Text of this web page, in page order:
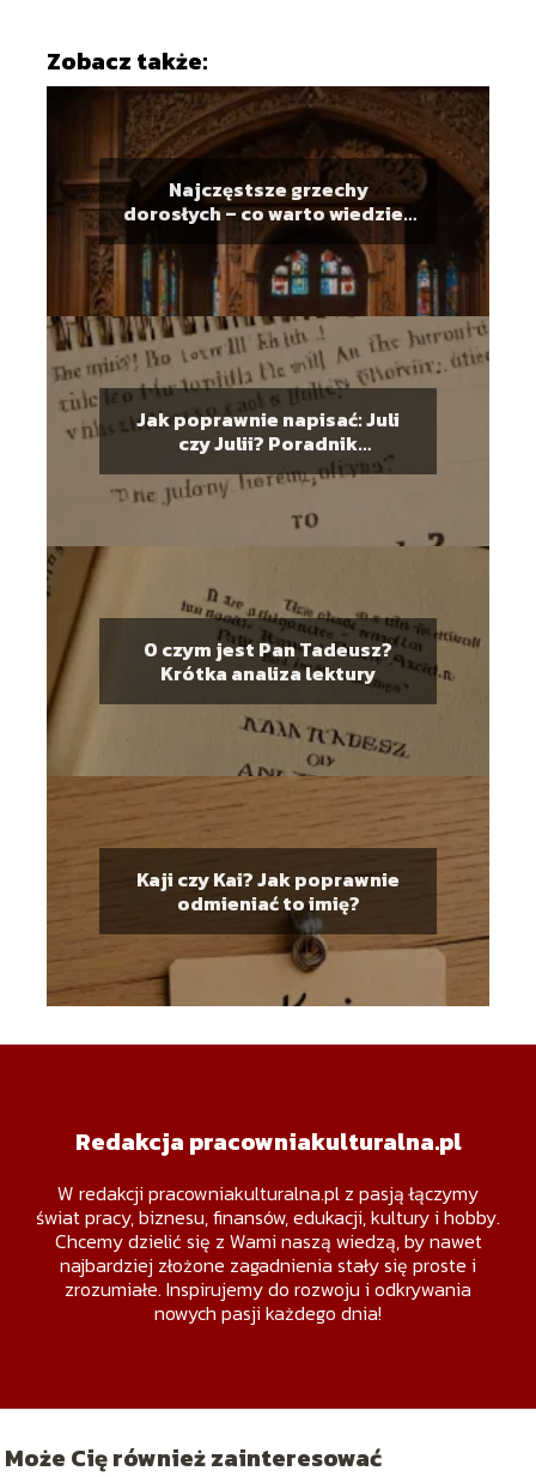
Zobacz także:
Najczęstsze grzechy
dorosłych – co warto wiedzieć
przed spowiedzią
Jak poprawnie napisać: Juli
czy Julii? Poradnik
ortograficzny
O czym jest Pan Tadeusz?
Krótka analiza lektury
Kaji czy Kai? Jak poprawnie
odmieniać to imię?
Redakcja pracowniakulturalna.pl
W redakcji pracowniakulturalna.pl z pasją łączymy
świat pracy, biznesu, finansów, edukacji, kultury i hobby.
Chcemy dzielić się z Wami naszą wiedzą, by nawet
najbardziej złożone zagadnienia stały się proste i
zrozumiałe. Inspirujemy do rozwoju i odkrywania
nowych pasji każdego dnia!
Może Cię również zainteresować